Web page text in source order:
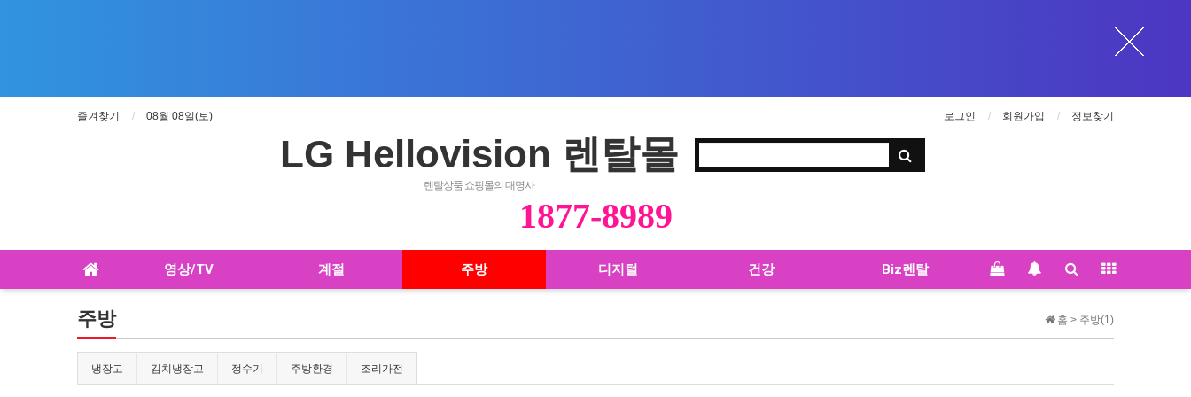
즐겨찾기 08월 08일(토) 로그인 회원가입 정보찾기
LG Hellovision 렌탈몰
렌탈상품 쇼핑몰의 대명사
1877-8989
영상/TV 계절 주방 디지털 건강 Biz렌탈
홈 > 주방(1)
주방
냉장고 김치냉장고 정수기 주방환경 조리가전